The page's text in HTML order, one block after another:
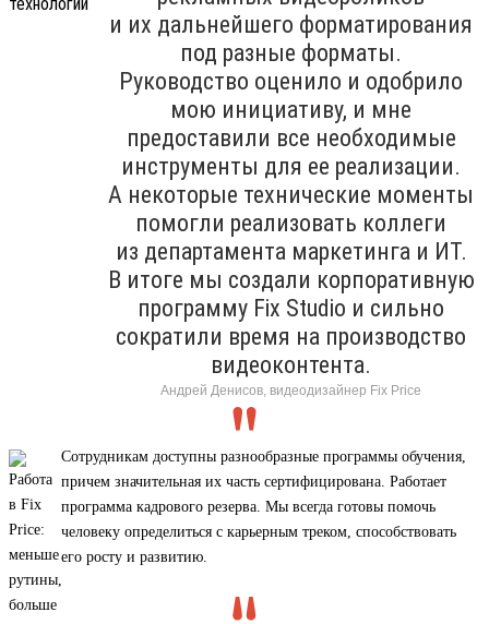
и их дальнейшего форматирования
под разные форматы.
Руководство оценило и одобрило
мою инициативу, и мне
предоставили все необходимые
инструменты для ее реализации.
А некоторые технические моменты
помогли реализовать коллеги
из департамента маркетинга и ИТ.
В итоге мы создали корпоративную
программу Fix Studio и сильно
сократили время на производство
видеоконтента.
Андрей Денисов, видеодизайнер Fix Price
Сотрудникам доступны разнообразные программы обучения,
причем значительная их часть сертифицирована. Работает
программа кадрового резерва. Мы всегда готовы помочь
человеку определиться с карьерным треком, способствовать
его росту и развитию.